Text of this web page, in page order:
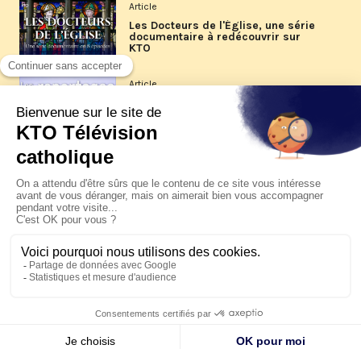
Article
Les Docteurs de l'Église, une série
documentaire à redécouvrir sur
KTO
Article
Les reportages d'été 2026 de KTO
La visite pastorale du pape Léon
XIV à Assise à suivre sur KTO le
jeudi 6 août
Le pape en Uruguay, Argentine et
Pérou du 6 au 17 novembre 2026
© KTO 2026 — Mentions légales